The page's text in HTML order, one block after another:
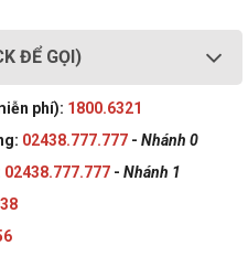
ĐỂ GỌI)
phí): 1800.6321
02438.777.777 - Nhánh 0
02438.777.777 - Nhánh 1